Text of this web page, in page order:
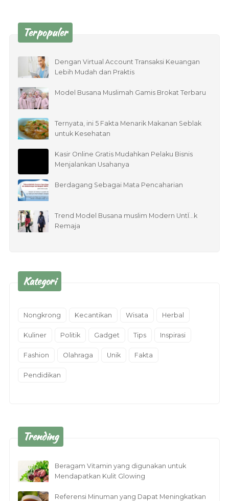
Terpopuler
Dengan Virtual Account Transaksi Keuangan
Lebih Mudah dan Praktis
Model Busana Muslimah Gamis Brokat Terbaru
Ternyata, ini 5 Fakta Menarik Makanan Seblak
untuk Kesehatan
Kasir Online Gratis Mudahkan Pelaku Bisnis
Menjalankan Usahanya
Berdagang Sebagai Mata Pencaharian
Trend Model Busana muslim Modern UntÏ…k
Remaja
Kategori
Nongkrong Kecantikan Wisata Herbal
Kuliner Politik Gadget Tips Inspirasi
Fashion Olahraga Unik Fakta
Pendidikan
Trending
Beragam Vitamin yang digunakan untuk
Mendapatkan Kulit Glowing
Referensi Minuman yang Dapat Meningkatkan